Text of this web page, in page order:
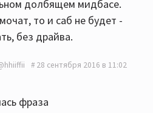
долбящем мидбасе.
то и саб не будет -
без драйва.
28 сентября 2016 в 11:02
фраза